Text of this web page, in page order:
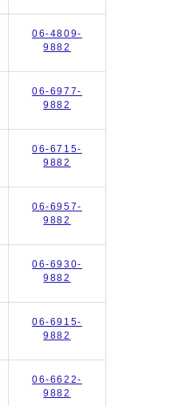
06-4809-
9882
06-6977-
9882
06-6715-
9882
06-6957-
9882
06-6930-
9882
06-6915-
9882
06-6622-
9882